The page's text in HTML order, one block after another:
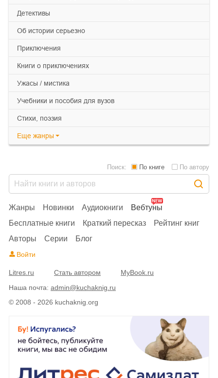
детективы
об истории серьезно
приключения
книги о приключениях
ужасы / мистика
учебники и пособия для вузов
cтихи, поэзия
Еще жанры
© 2008 - 2026 kuchaknig.org
Жанры Новинки Аудиокниги
Вебтуны
Бесплатные книги
Краткий пересказ
Рейтинг книг
Авторы
Серии Блог
Поиск: По книге По автору
Войти
Litres.ru Стать автором
MyBook.ru
Наша почта: admin@kuchaknig.ru